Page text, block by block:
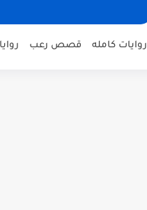
روايات كامله قصص رعب